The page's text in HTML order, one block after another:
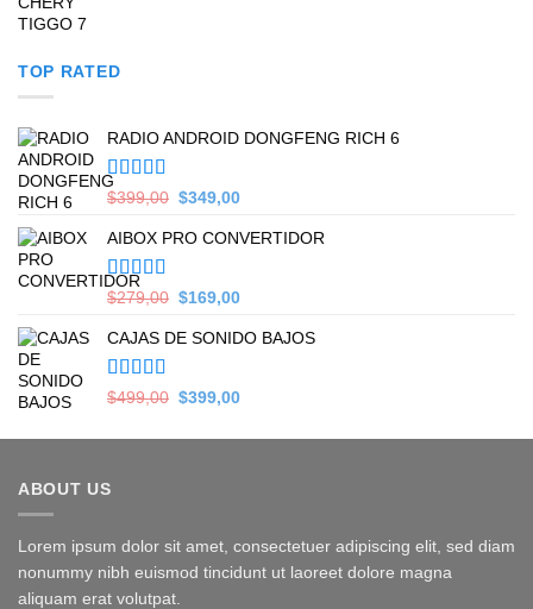
TOP RATED
RADIO ANDROID DONGFENG RICH 6
Valorado en
$399,00 Original
was:
$349,00Current
is:
AIBOX PRO CONVERTIDOR
Valorado en
$279,00 Original
was:
$169,00Current
is:
CAJAS DE SONIDO BAJOS
Valorado en
$499,00 Original
was:
$399,00Current
is:
ABOUT US
Lorem ipsum dolor sit amet, consectetuer adipiscing elit, sed diam
nonummy nibh euismod tincidunt ut laoreet dolore magna
aliquam erat volutpat.